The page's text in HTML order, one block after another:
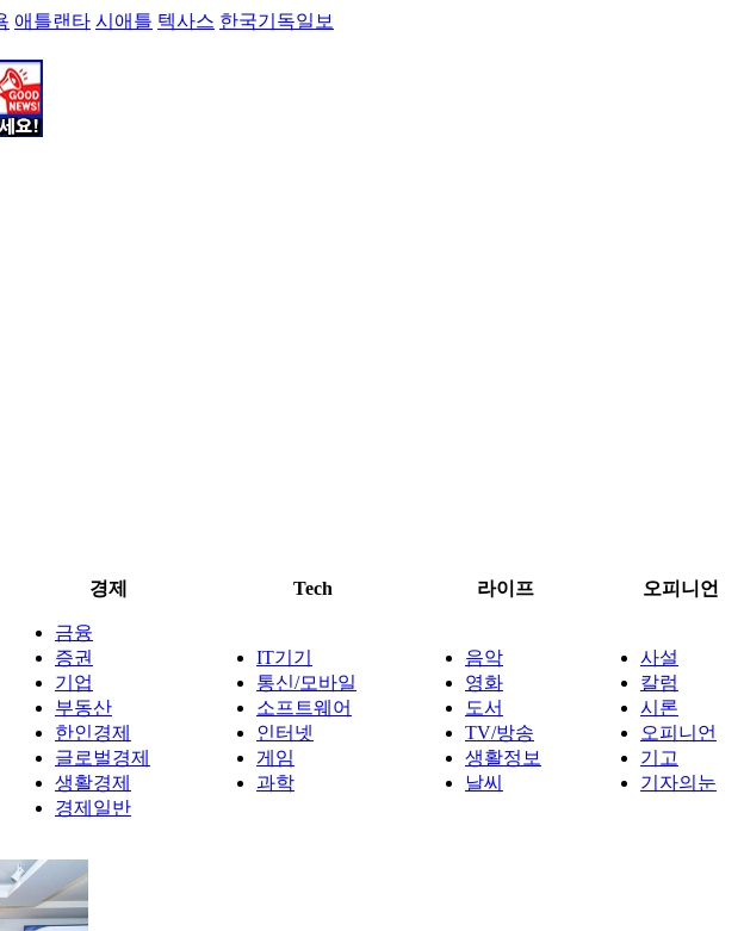
애틀랜타 시애틀 텍사스 한국기독일보
경제 Tech 라이프 오피니언
금융
증권
기업
부동산
한인경제
글로벌경제
생활경제
경제일반
IT기기
통신/모바일
소프트웨어
인터넷
게임
과학
음악
영화
도서
TV/방송
생활정보
날씨
사설
칼럼
시론
오피니언
기고
기자의눈